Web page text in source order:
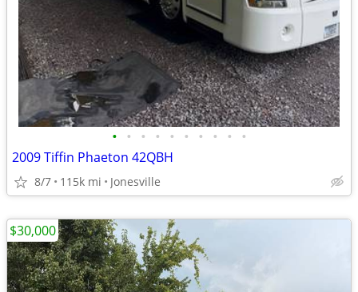
• • • • • • • • • •
2009 Tiffin Phaeton 42QBH
8/7 115k mi Jonesville
$30,000